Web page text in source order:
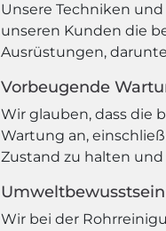
Unsere Techniken
unseren Kunden die
Ausrüstungen,
Vorbeugende
Wir glauben, dass die
Wartung an,
Zustand zu halten und
Umweltbewusstsein
Wir bei der